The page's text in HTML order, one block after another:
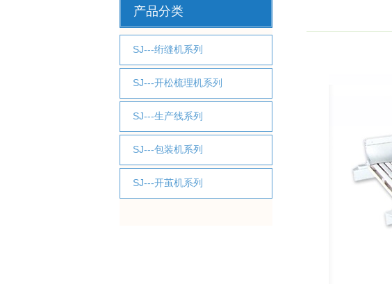
产品分类
SJ---绗缝机系列
SJ---开松梳理机系列
SJ---生产线系列
SJ---包装机系列
SJ---开茧机系列